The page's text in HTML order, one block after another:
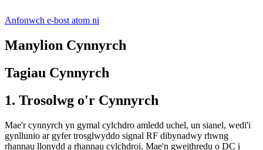
Anfonwch e-bost atom ni
Manylion Cynnyrch
Tagiau Cynnyrch
1. Trosolwg o'r Cynnyrch
Mae'r cynnyrch yn gymal cylchdro amledd uchel, un sianel, wedi'i
gynllunio ar gyfer trosglwyddo signal RF dibynadwy rhwng
rhannau llonydd a rhannau cylchdroi. Mae'n gweithredu o DC i